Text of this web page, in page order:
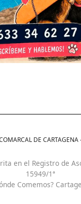
DE CARTAGENA
en el Registro de
15949/1ª
Comemos?